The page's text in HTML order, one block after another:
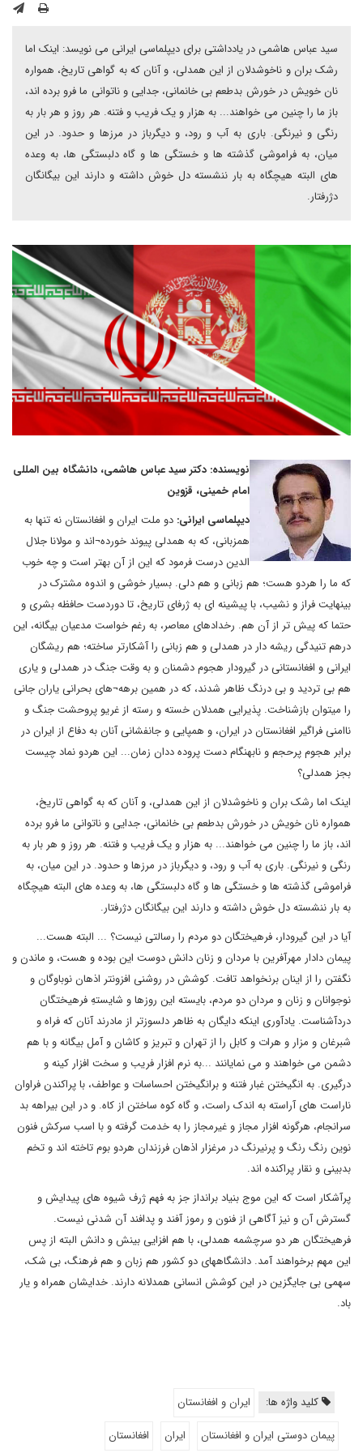
سید عباس هاشمی در یادداشتی برای دیپلماسی ایرانی می نویسد: اینک اما
رشک بران و ناخوشدلان از این همدلی، و آنان که به گواهی تاریخ، همواره
نان خویش در خورش بدطعم بی خانمانی، جدایی و ناتوانی ما فرو برده اند،
باز ما را چنین می خواهند... به هزار و یک فریب و فتنه. هر روز و هر بار به
رنگی و نیرنگی. باری به آب و رود، و دیگرباز در مرزها و حدود. در این
میان، به فراموشی گذشته ها و خستگی ها و گاه دلبستگی ها، به وعده
های البته هیچگاه به بار ننشسته دل خوش داشته و دارند این بیگانگان
دژرفتار.
نویسنده: دکتر سید عباس هاشمی، دانشگاه بین المللی
امام خمینی، قزوین
دیپلماسی ایرانی: دو ملت ایران و افغانستان نه تنها به
همزبانی، که به همدلی پیوند خورده¬اند و مولانا جلال
الدین درست فرمود که این از آن بهتر است و چه خوب
که ما را هردو هست؛ هم زبانی و هم دلی. بسیار خوشی و اندوه مشترک در
بینهایت فراز و نشیب، با پیشینه ای به ژرفای تاریخ، تا دوردست حافظه بشری و
حتما که پیش تر از آن هم. رخدادهای معاصر، به رغم خواست مدعیان بیگانه، این
درهم تنیدگی ریشه دار در همدلی و هم زبانی را آشکارتر ساخته؛ هم ریشگان
ایرانی و افغانستانی در گیرودار هجوم دشمنان و به وقت جنگ در همدلی و یاری
هم بی تردید و بی درنگ ظاهر شدند، که در همین برهه¬های بحرانی یاران جانی
را میتوان بازشناخت. پذیرایی همدلان خسته و رسته از غریو پروحشت جنگ و
ناامنی فراگیر افغانستان در ایران، و همپایی و جانفشانی آنان به دفاع از ایران در
برابر هجوم پرحجم و نابهنگام دست پروده ددان زمان... این هردو نماد چیست
بجز همدلی؟
اینک اما رشک بران و ناخوشدلان از این همدلی، و آنان که به گواهی تاریخ،
همواره نان خویش در خورش بدطعم بی خانمانی، جدایی و ناتوانی ما فرو برده
اند، باز ما را چنین می خواهند... به هزار و یک فریب و فتنه. هر روز و هر بار به
رنگی و نیرنگی. باری به آب و رود، و دیگرباز در مرزها و حدود. در این میان، به
فراموشی گذشته ها و خستگی ها و گاه دلبستگی ها، به وعده های البته هیچگاه
به بار ننشسته دل خوش داشته و دارند این بیگانگان دژرفتار.
آیا در این گیرودار، فرهیختگان دو مردم را رسالتی نیست؟ ... البته هست...
پیمان دادار مهرآفرین با مردان و زنان دانش دوست این بوده و هست، و ماندن و
نگفتن را از اینان برنخواهد تافت. کوشش در روشنی افزونتر اذهان نوباوگان و
نوجوانان و زنان و مردان دو مردم، بایسته این روزها و شایستهِ فرهیختگان
دردآشناست. یادآوری اینکه دایگان به ظاهر دلسوزتر از مادرند آنان که فراه و
شبرغان و مزار و هرات و کابل را از تهران و تبریز و کاشان و آمل بیگانه و با هم
دشمن می خواهند و می نمایانند ...به نرم افزار فریب و سخت افزار کینه و
درگیری. به انگیختن غبار فتنه و برانگیختن احساسات و عواطف، با پراکندن فراوان
ناراست های آراسته به اندک راست، و گاه کوه ساختن از کاه. و در این بیراهه بد
سرانجام، هرگونه افزار مجاز و غیرمجاز را به خدمت گرفته و با اسب سرکش فنون
نوین رنگ رنگ و پرنیرنگ در مرغزار اذهان فرزندان هردو بوم تاخته اند و تخم
بدبینی و نقار پراکنده اند.
پرآشکار است که این موج بنیاد برانداز جز به فهم ژرف شیوه های پیدایش و
گسترش آن و نیز آگاهی از فنون و رموز آفند و پدافند آن شدنی نیست.
فرهیختگان هر دو سرچشمه همدلی، با هم افزایی بینش و دانش البته از پس
این مهم برخواهند آمد. دانشگاههای دو کشور هم زبان و هم فرهنگ، بی شک،
سهمی بی جایگزین در این کوشش انسانی همدلانه دارند. خدایشان همراه و یار
باد.
کلید واژه ها:
ایران و افغانستان
پیمان دوستی ایران و افغانستان
ایران افغانستان